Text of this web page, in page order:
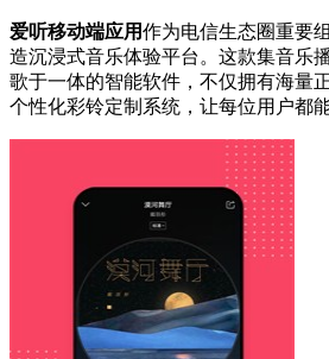
爱听移动端应用作为电信生态圈重要
造沉浸式音乐体验平台。这款集音乐
歌于一体的智能软件，不仅拥有海量
个性化彩铃定制系统，让每位用户都